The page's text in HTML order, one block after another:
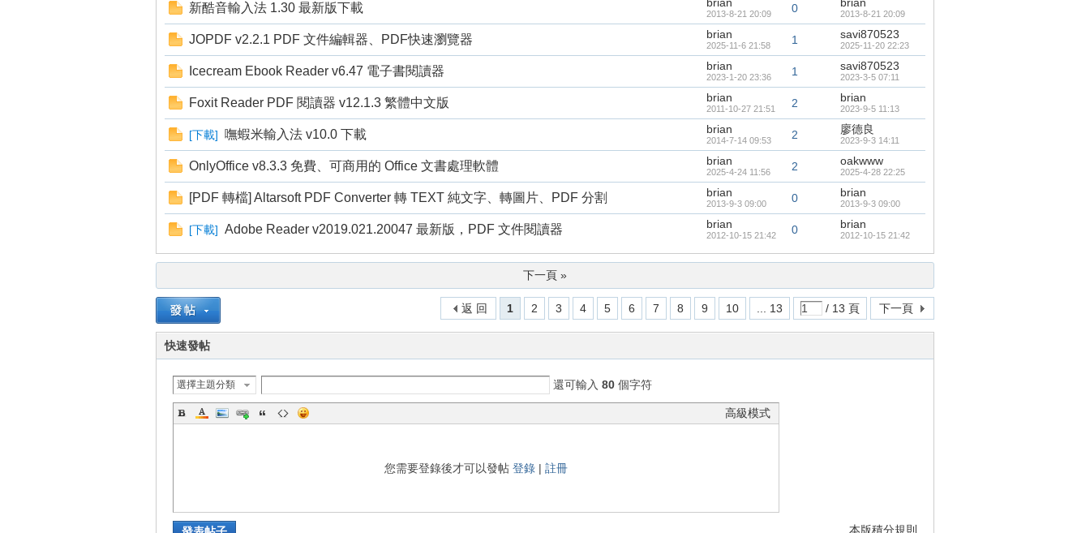
壇
新酷音輸入法 1.30 最新版下載 2013-8-21 20:09 0 2013-8-21 20:09
JOPDF v2.2.1 PDF 文件編輯器、PDF快速瀏覽器 brian
2025-11-6 21:58 1 savi870523
2025-11-20 22:23
Icecream Ebook Reader v6.47 電子書閱讀器 brian
2023-1-20 23:36 1 savi870523
2023-3-5 07:11
Foxit Reader PDF 閱讀器 v12.1.3 繁體中文版 brian
2011-10-27 21:51 2 brian
2023-9-5 11:13
[下載] 嘸蝦米輸入法 v10.0 下載 brian
2014-7-14 09:53 2 廖德良
2023-9-3 14:11
OnlyOffice v8.3.3 免費、可商用的 Office 文書處理軟體 brian
2025-4-24 11:56 2 oakwww
2025-4-28 22:25
[PDF 轉檔] Altarsoft PDF Converter 轉 TEXT 純文字、轉圖片、PDF 分割 brian
2013-9-3 09:00 0 brian
2013-9-3 09:00
[下載] Adobe Reader v2019.021.20047 最新版，PDF 文件閱讀器 brian
2012-10-15 21:42 0 brian
2012-10-15 21:42
下一頁 »
1 2 3 4 5 6 7 8 9 10 ... 13 / 13 頁 下一頁
返 回
快速發帖
選擇主題分類 還可輸入 80 個字符
高級模式
您需要登錄後才可以發帖 登錄 | 註冊
本版積分規則